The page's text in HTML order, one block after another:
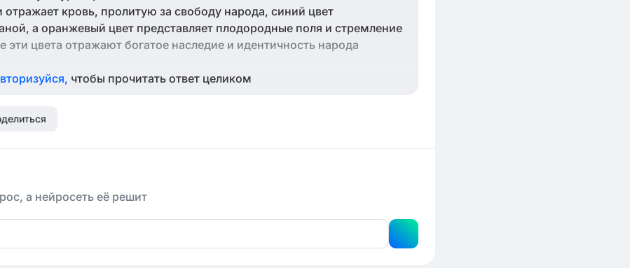
кровь, пролитую за свободу народа, синий цвет
а оранжевый цвет представляет плодородные поля и стремление
цвета отражают богатое наследие и идентичность народа
чтобы прочитать ответ целиком
а нейросеть её решит